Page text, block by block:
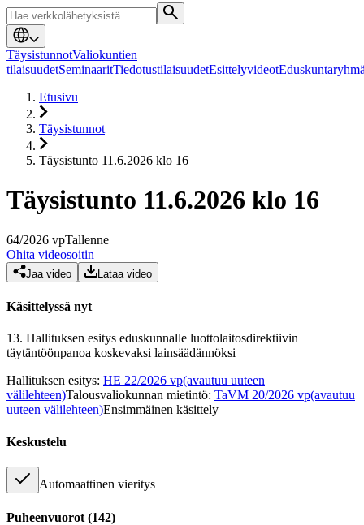
TäysistunnotValiokuntien
tilaisuudetSeminaaritTiedotustilaisuudetEsittelyvideot
Etusivu
Täysistunnot
Täysistunto 11.6.2026 klo 16
Täysistunto 11.6.2026 klo 16
64/2026 vpTallenne
Ohita videosoitin
Jaa video Lataa video
Käsittelyssä nyt
13. Hallituksen esitys eduskunnalle luottolaitosdirektiivin
täytäntöönpanoa koskevaksi lainsäädännöksi
Hallituksen esitys: HE 22/2026 vp(avautuu uuteen
välilehteen)Talousvaliokunnan mietintö: TaVM 20/2026 vp(avautuu
uuteen välilehteen)Ensimmäinen käsittely
Keskustelu
Automaattinen vieritys
Puheenvuorot (142)